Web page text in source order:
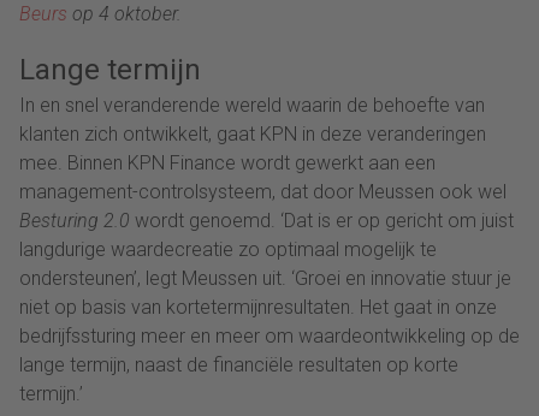
Beurs op 4 oktober.
Lange termijn
In en snel veranderende wereld waarin de behoefte van
klanten zich ontwikkelt, gaat KPN in deze veranderingen
mee. Binnen KPN Finance wordt gewerkt aan een
management-controlsysteem, dat door Meussen ook wel
Besturing 2.0 wordt genoemd. ‘Dat is er op gericht om juist
langdurige waardecreatie zo optimaal mogelijk te
ondersteunen’, legt Meussen uit. ‘Groei en innovatie stuur je
niet op basis van kortetermijnresultaten. Het gaat in onze
bedrijfssturing meer en meer om waardeontwikkeling op de
lange termijn, naast de financiële resultaten op korte
termijn.’